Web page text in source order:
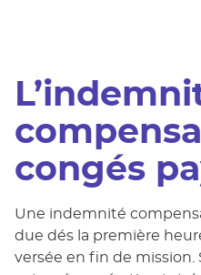
congés
Une indemnité
due dés la première
versée en fin de mission.